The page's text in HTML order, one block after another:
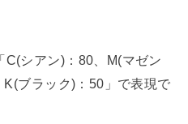
シアン)：80、M(マゼン
ブラック)：50」で表現で